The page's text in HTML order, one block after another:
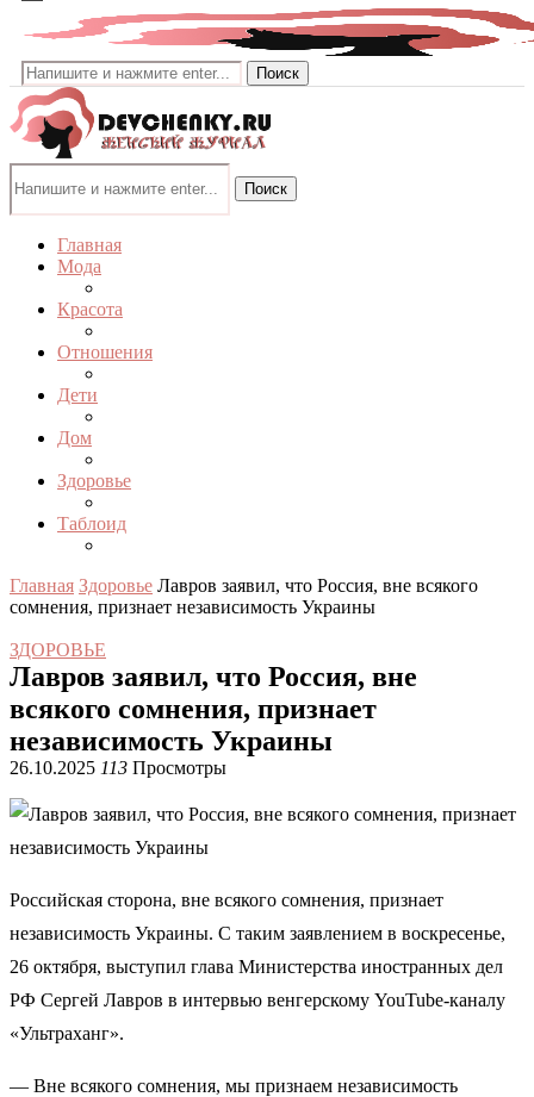
Поиск
Поиск
Главная
Мода
Красота
Отношения
Дети
Дом
Здоровье
Таблоид
Главная Здоровье Лавров заявил, что Россия, вне всякого
сомнения, признает независимость Украины
ЗДОРОВЬЕ
Лавров заявил, что Россия, вне
всякого сомнения, признает
независимость Украины
26.10.2025 113 Просмотры
Российская сторона, вне всякого сомнения, признает
независимость Украины. С таким заявлением в воскресенье,
26 октября, выступил глава Министерства иностранных дел
РФ Сергей Лавров в интервью венгерскому YouTube-каналу
«Ультраханг».
— Вне всякого сомнения, мы признаем независимость